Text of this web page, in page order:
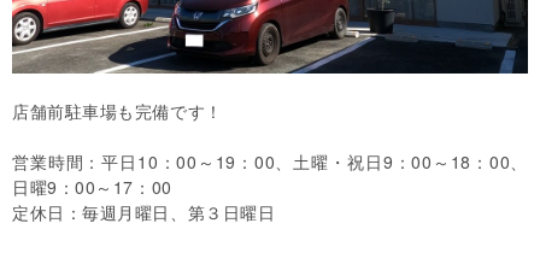
店舗前駐車場も完備です！
営業時間：平日10：00～19：00、土曜・祝日9：00～18：00、
日曜9：00～17：00
定休日：毎週月曜日、第３日曜日